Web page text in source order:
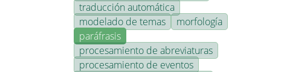
traducción automática
modelado de temas
morfología
paráfrasis
procesamiento de abreviaturas
procesamiento de eventos